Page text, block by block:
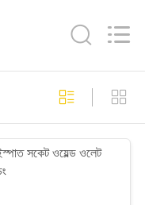
সকেট ওয়েল্ড ওলেট